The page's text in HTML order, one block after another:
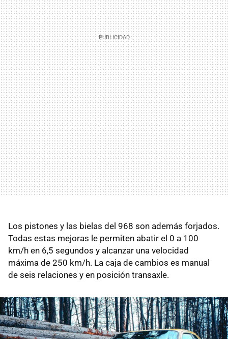
Los pistones y las bielas del 968 son además forjados.
Todas estas mejoras le permiten abatir el 0 a 100
km/h en 6,5 segundos y alcanzar una velocidad
máxima de 250 km/h. La caja de cambios es manual
de seis relaciones y en posición transaxle.